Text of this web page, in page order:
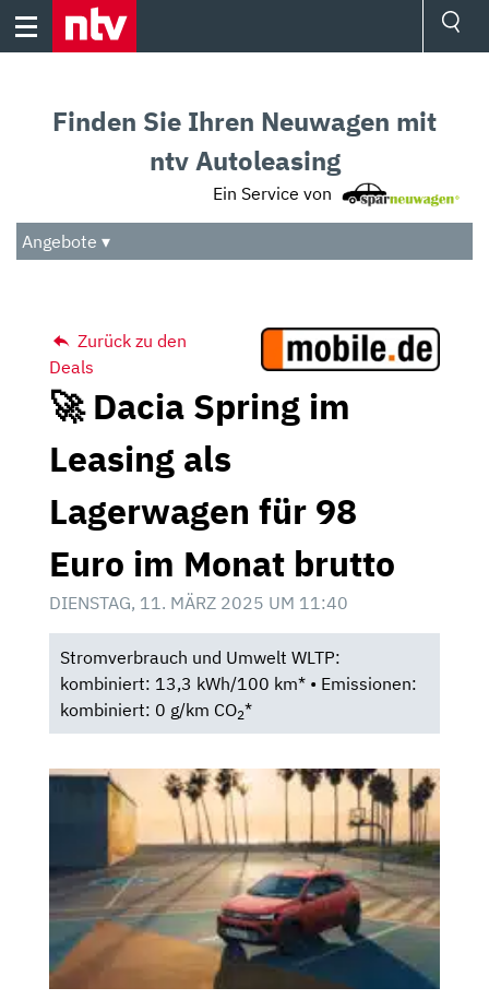
Skip
Audio
Das Beste
Finden Sie Ihren Neuwagen mit
ntv Autoleasing
Ein Service von
Angebote ▾
Zurück zu den
Deals
🚀 Dacia Spring im
Leasing als
Lagerwagen für 98
Euro im Monat brutto
DIENSTAG, 11. MÄRZ 2025 UM 11:40
Stromverbrauch und Umwelt WLTP:
kombiniert: 13,3 kWh/100 km* • Emissionen:
kombiniert: 0 g/km CO2*